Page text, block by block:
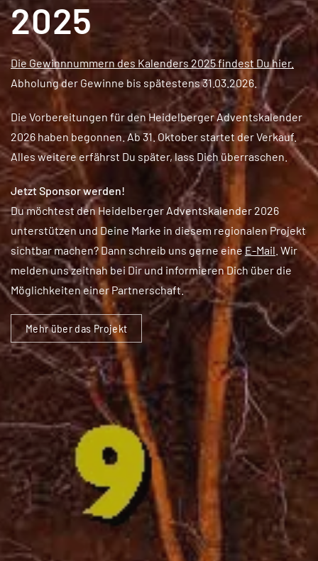
2025
Die Gewinnnummern des Kalenders 2025 findest Du hier.
Abholung der Gewinne bis spätestens 31.03.2026.
Die Vorbereitungen für den Heidelberger Adventskalender
2026 haben begonnen. Ab 31. Oktober startet der Verkauf.
Alles weitere erfährst Du später, lass Dich überraschen.
Jetzt Sponsor werden!
Du möchtest den Heidelberger Adventskalender 2026
unterstützen und Deine Marke in diesem regionalen Projekt
sichtbar machen? Dann schreib uns gerne eineE-Mail . Wir
melden uns zeitnah bei Dir und informieren Dich über die
Möglichkeiten einer Partnerschaft.
Mehr über das Projekt